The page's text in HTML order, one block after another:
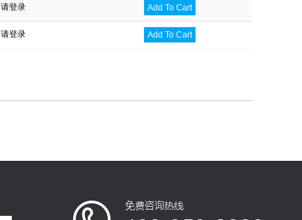
请登录 Add To Cart
请登录 Add To Cart